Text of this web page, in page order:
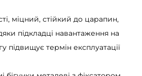
міцний, стійкий до царапин,
підкладці навантаження на
підвищує термін експлуатації